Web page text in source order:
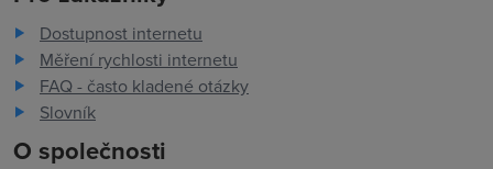
Dostupnost internetu
Měření rychlosti internetu
FAQ - často kladené otázky
Slovník
O společnosti